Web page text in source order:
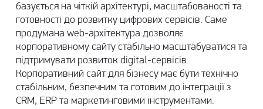
базується на чіткій архітектурі, масштабованості та
готовності до розвитку цифрових сервісів. Саме
продумана web-архітектура дозволяє
корпоративному сайту стабільно масштабуватися та
підтримувати розвиток digital-сервісів.
Корпоративний сайт для бізнесу має бути технічно
стабільним, безпечним та готовим до інтеграції з
CRM, ERP та маркетинговими інструментами.